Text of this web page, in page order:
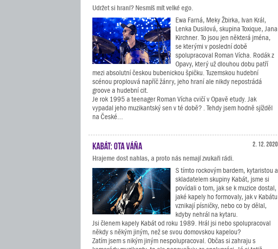
Udržet si hraní? Nesmíš mít velké ego.
Ewa Farná, Meky Žbirka, Ivan Král,
Lenka Dusilová, skupina Toxique, Jana
Kirchner. To jsou jen některá jména,
se kterými v poslední době
spolupracoval Roman Vícha. Rodák z
Opavy, který už dlouhou dobu patří
mezi absolutní českou bubenickou špičku. Tuzemskou hudební
scénou proplouvá napříč žánry, jeho hraní ale nikdy nepostrádá
groove a hudební cit.
Je rok 1995 a teenager Roman Vícha cvičí v Opavě etudy. Jak
vypadal jeho muzikantský sen v té době? . Tehdy jsem hodně sjížděl
na České...
2. 12. 2020
Kabát: Ota Váňa
Hrajeme dost nahlas, a proto nás nemají zvukaři rádi.
S tímto rockovým bardem, kytaristou a
skladatelem skupiny Kabát, jsme si
povídali o tom, jak se k muzice dostal,
jaké kapely ho formovaly, jak v Kabátu
vznikají písničky, nebo co by dělal,
kdyby nehrál na kytaru.
Jsi členem kapely Kabát od roku 1989. Hrál jsi nebo spolupracoval
někdy s někým jiným, než se svou domovskou kapelou?
Zatím jsem s nikým jiným nespolupracoval. Občas si zahraju s